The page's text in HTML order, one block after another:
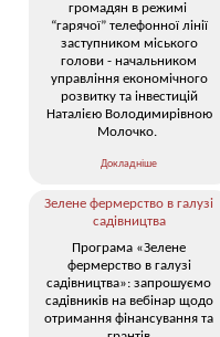
громадян в режимі
“гарячої” телефонної лінії
заступником міського
голови - начальником
управління економічного
розвитку та інвестицій
Наталією Володимирівною
Молочко.
Докладніше
Зелене фермерство в галузі
садівництва
Програма «Зелене
фермерство в галузі
садівництва»: запрошуємо
садівників на вебінар щодо
отримання фінансування та